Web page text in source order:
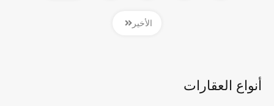
الأخير
أنواع العقارات